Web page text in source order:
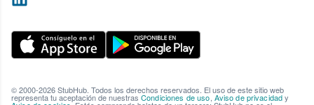
© 2000-2026 StubHub. Todos los derechos reservados. El uso de este sitio web
representa tu aceptación de nuestras Condiciones de uso, Aviso de privacidady